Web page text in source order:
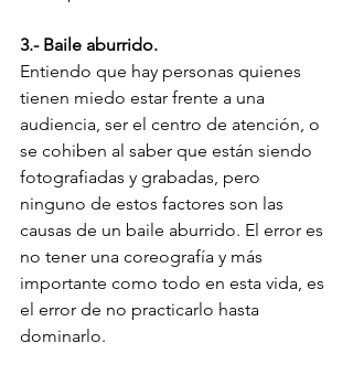
3.- Baile aburrido.
Entiendo que hay personas quienes
tienen miedo estar frente a una
audiencia, ser el centro de atención, o
se cohiben al saber que están siendo
fotografiadas y grabadas, pero
ninguno de estos factores son las
causas de un baile aburrido. El error es
no tener una coreografía y más
importante como todo en esta vida, es
el error de no practicarlo hasta
dominarlo.